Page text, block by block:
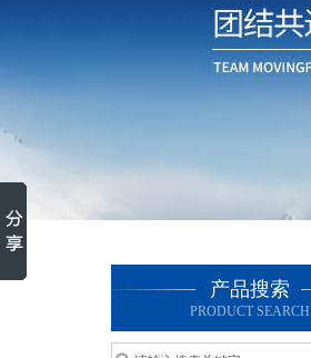
产品搜索
PRODUCT SEARCH